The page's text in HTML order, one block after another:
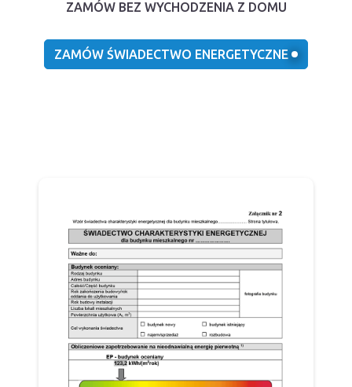
ZAMÓW BEZ WYCHODZENIA Z DOMU
ZAMÓW ŚWIADECTWO ENERGETYCZNE